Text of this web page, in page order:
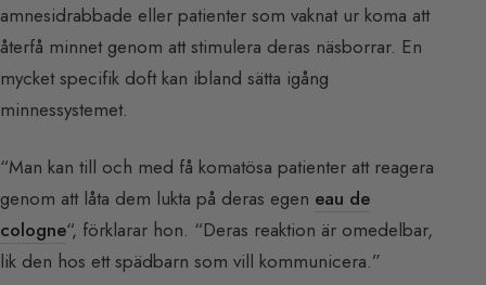
amnesidrabbade eller patienter som vaknat ur koma att
återfå minnet genom att stimulera deras näsborrar. En
mycket specifik doft kan ibland sätta igång
minnessystemet.
“Man kan till och med få komatösa patienter att reagera
genom att låta dem lukta på deras egen eau de
cologne“, förklarar hon. “Deras reaktion är omedelbar,
lik den hos ett spädbarn som vill kommunicera.”